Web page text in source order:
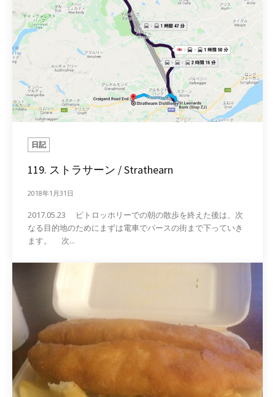
日記
119. ストラサーン / Strathearn
2018年1月31日
2017.05.23 ピトロッホリーでの朝の散歩を終えた後は、次
なる目的地のためにまずは電車でパースの街まで下っていき
ます。 次...